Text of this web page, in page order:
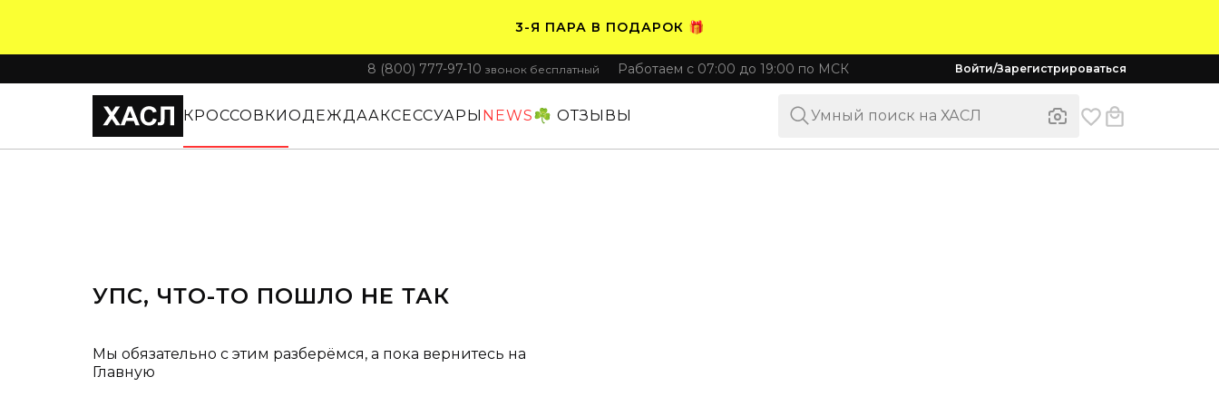
3-Я ПАРА В ПОДАРОК 🎁
ПЛАТИТЕ ЧАСТЯМИ. НОСИТЕ СРАЗУ 🛒
8 (800) 777-97-10 звонок бесплатный Работаем с 07:00 до 19:00 по МСК Войти/Зарегистрироваться
КРОССОВКИОДЕЖДААКСЕССУАРЫ NEWS☘️ ОТЗЫВЫ
УПС, ЧТО-ТО ПОШЛО НЕ ТАК
Мы обязательно с этим разберёмся, а пока вернитесь на
Главную